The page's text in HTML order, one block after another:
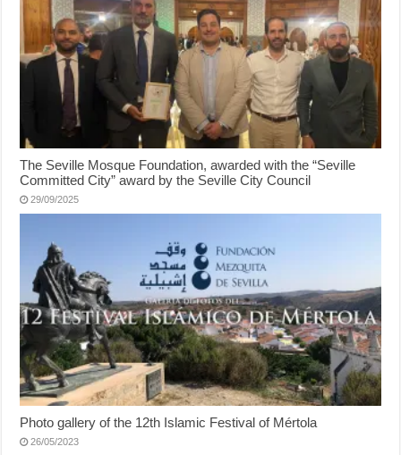
The Seville Mosque Foundation, awarded with the “Seville
Committed City” award by the Seville City Council
29/09/2025
Photo gallery of the 12th Islamic Festival of Mértola
26/05/2023